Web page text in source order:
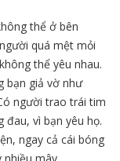
thể ở bên
quá mệt mỏi
thể yêu nhau.
bạn giả vờ như
người trao trái tim
đau, vì bạn yêu họ.
ngay cả cái bóng